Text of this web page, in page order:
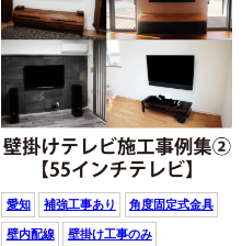
愛知 補強工事あり 角度固定式金具
壁内配線 壁掛け工事のみ